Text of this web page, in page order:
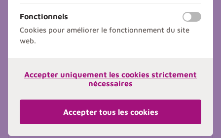
Inscrivez ici un ou plusieurs participants à
cette formation.
Madame Monsieur
Prénom
Fonctionnels
Cookies pour améliorer le fonctionnement du site
web.
off on
Accepter uniquement les cookies strictement
nécessaires
Accepter tous les cookies